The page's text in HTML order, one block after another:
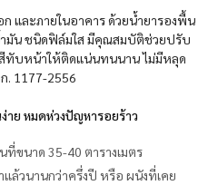
และภายในอาคาร ด้วยน้ำยารองพื้น
ำมัน ชนิดฟิล์มใส มีคุณสมบัติช่วยปรับ
สีทับหน้าให้ติดแน่นทนนาน ไม่มีหลุด
. 1177-2556
าย หมดห่วงปัญหารอยร้าว
ขนาด 35-40 ตารางเมตร
ล้วนานกว่าครึ่งปี หรือ ผนังที่เคย